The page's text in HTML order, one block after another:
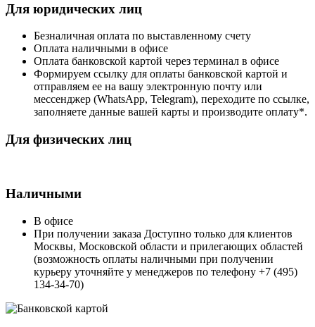
Для юридических лиц
Безналичная оплата по выставленному счету
Оплата наличными в офисе
Оплата банковской картой через терминал в офисе
Формируем ссылку для оплаты банковской картой и
отправляем ее на вашу электронную почту или
мессенджер (WhatsApp, Telegram), переходите по ссылке,
заполняете данные вашей карты и производите оплату*.
Для физических лиц
Наличными
В офисе
При получении заказа Доступно только для клиентов
Москвы, Московской области и прилегающих областей
(возможность оплаты наличными при получении
курьеру уточняйте у менеджеров по телефону +7 (495)
134-34-70)